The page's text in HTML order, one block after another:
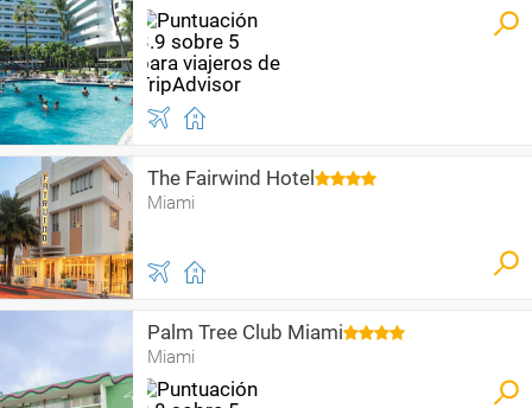
The Fairwind Hotel
Miami
Palm Tree Club Miami
Miami